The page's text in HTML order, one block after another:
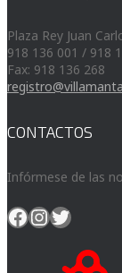
Plaza Rey Juan
918 136 001 / 918
Fax: 918 136 268
CONTACTOS
Infórmese de las
Facebook
Instagram
Twitter